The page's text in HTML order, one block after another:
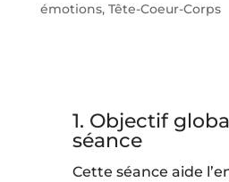
émotions, Tête-Coeur-Corps
1. Objectif
séance
Cette séance aide